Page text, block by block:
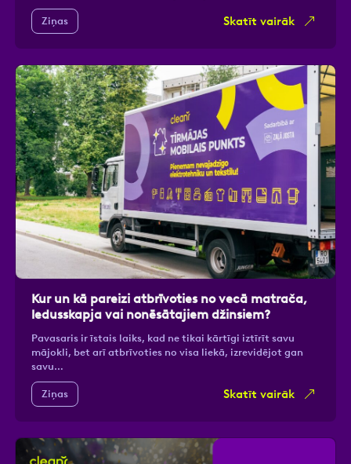
Ziņas Skatīt vairāk
Kur un kā pareizi atbrīvoties no vecā matrača,
ledusskapja vai nonēsātajiem džinsiem?
Pavasaris ir īstais laiks, kad ne tikai kārtīgi iztīrīt savu
mājokli, bet arī atbrīvoties no visa liekā, izrevidējot gan
savu…
Ziņas Skatīt vairāk